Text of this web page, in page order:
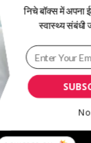
के लक्षण, कारण,
निचे बॉक्स में अपना
स्वास्थ्य संबंधी